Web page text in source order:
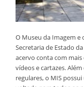
O Museu da Imagem e
Secretaria de Estado
acervo conta com
vídeos e cartazes.
regulares, o MIS